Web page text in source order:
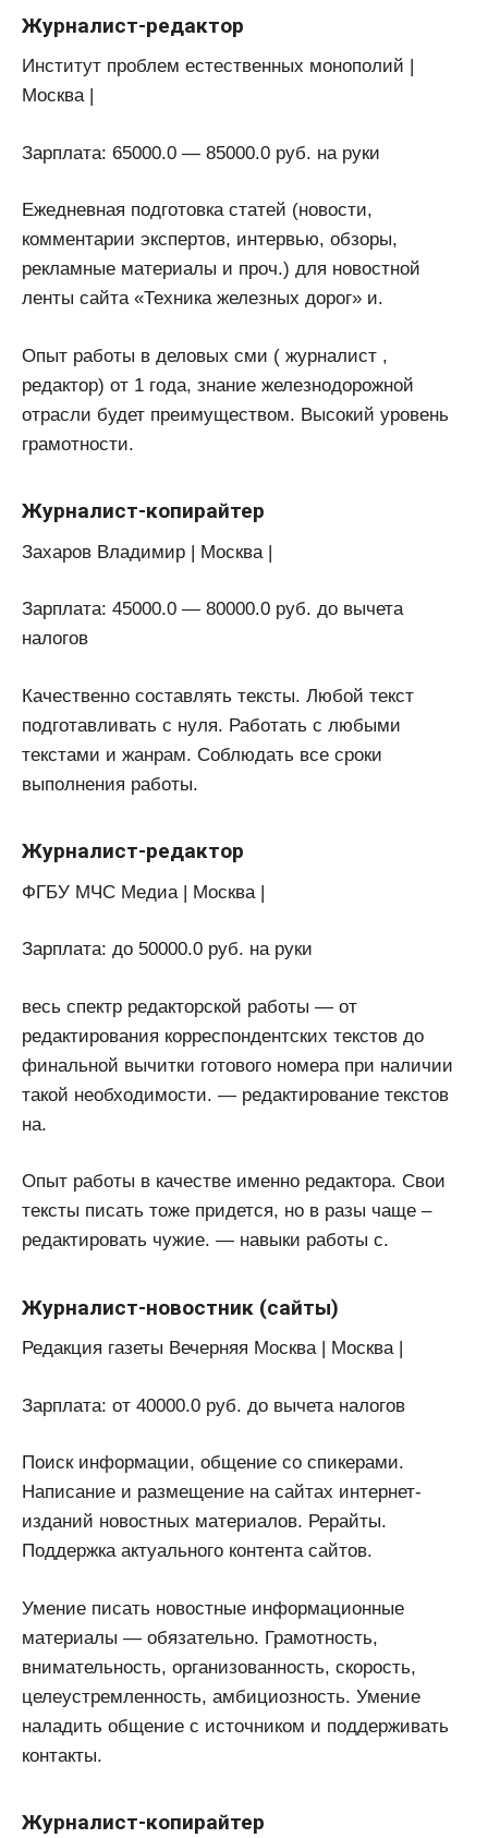
Журналист-редактор
Институт проблем естественных монополий |
Москва |
Зарплата: 65000.0 — 85000.0 руб. на руки
Ежедневная подготовка статей (новости,
комментарии экспертов, интервью, обзоры,
рекламные материалы и проч.) для новостной
ленты сайта «Техника железных дорог» и.
Опыт работы в деловых сми ( журналист ,
редактор) от 1 года, знание железнодорожной
отрасли будет преимуществом. Высокий уровень
грамотности.
Журналист-копирайтер
Захаров Владимир | Москва |
Зарплата: 45000.0 — 80000.0 руб. до вычета
налогов
Качественно составлять тексты. Любой текст
подготавливать с нуля. Работать с любыми
текстами и жанрам. Соблюдать все сроки
выполнения работы.
Журналист-редактор
ФГБУ МЧС Медиа | Москва |
Зарплата: до 50000.0 руб. на руки
весь спектр редакторской работы — от
редактирования корреспондентских текстов до
финальной вычитки готового номера при наличии
такой необходимости. — редактирование текстов
на.
Опыт работы в качестве именно редактора. Свои
тексты писать тоже придется, но в разы чаще –
редактировать чужие. — навыки работы с.
Журналист-новостник (сайты)
Редакция газеты Вечерняя Москва | Москва |
Зарплата: от 40000.0 руб. до вычета налогов
Поиск информации, общение со спикерами.
Написание и размещение на сайтах интернет-
изданий новостных материалов. Рерайты.
Поддержка актуального контента сайтов.
Умение писать новостные информационные
материалы — обязательно. Грамотность,
внимательность, организованность, скорость,
целеустремленность, амбициозность. Умение
наладить общение с источником и поддерживать
контакты.
Журналист-копирайтер